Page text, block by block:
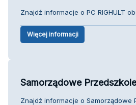
Znajdź informacje o PC RIGHULT
Więcej informacji
Samorządowe
Znajdź informacje o Samorządowe